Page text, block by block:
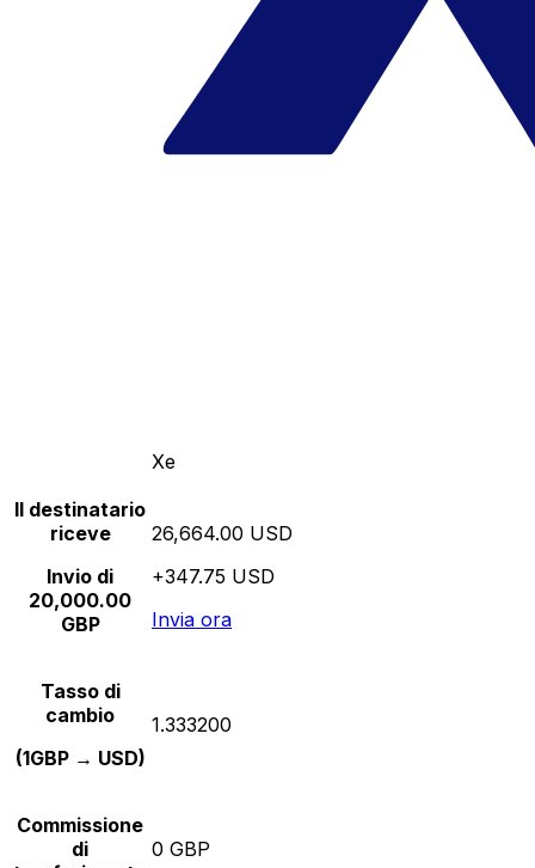
Xe
Il destinatario
riceve
Invio di
20,000.00
GBP
26,664.00 USD
+347.75 USD
Invia ora
Tasso di
cambio
(1GBP → USD)
1.333200
Commissione
di
0 GBP